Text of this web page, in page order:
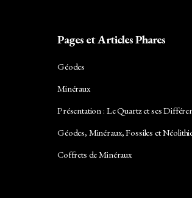
Pages et Articles Phares
Géodes
Minéraux
Présentation : Le Quartz et ses
Géodes, Minéraux, Fossiles et
Coffrets de Minéraux